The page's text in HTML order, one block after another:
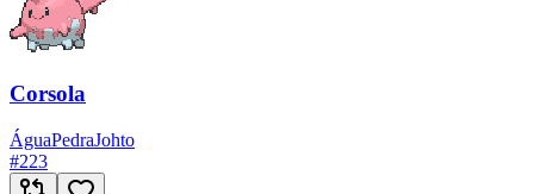
Corsola
ÁguaPedraJohto
#223